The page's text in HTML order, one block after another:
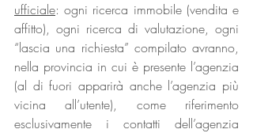
ufficiale: ogni ricerca immobile (vendita e
affitto), ogni ricerca di valutazione, ogni
“lascia una richiesta” compilato avranno,
nella provincia in cui è presente l’agenzia
(al di fuori apparirà anche l’agenzia più
vicina all’utente), come riferimento
esclusivamente i contatti dell’agenzia